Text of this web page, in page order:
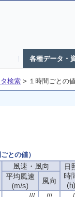
各種データ・
検索 > １時間ごとの
との値）
風速・風向
日
時
(h)
平均風速
(m/s)
風向